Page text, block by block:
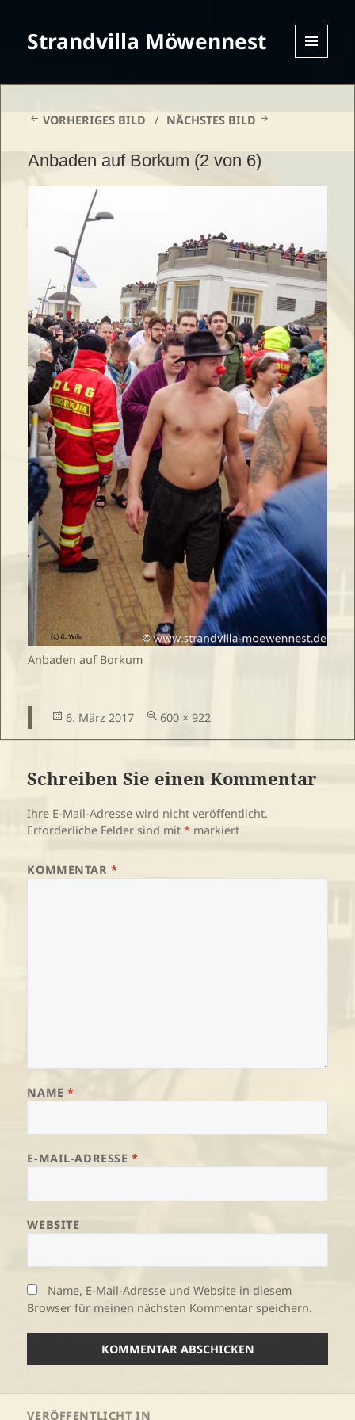
Strandvilla Möwennest
VORHERIGES BILD
NÄCHSTES BILD
Anbaden auf Borkum (2 von 6)
Anbaden auf Borkum
Veröffentlicht
6. März 2017
Volle
600 × 922
Schreiben Sie einen Kommentar
Ihre E-Mail-Adresse wird nicht veröffentlicht.
Erforderliche Felder sind mit* markiert
KOMMENTAR*
NAME*
E-MAIL-ADRESSE*
WEBSITE
Name, E-Mail-Adresse und Website in diesem
Browser für meinen nächsten Kommentar speichern.
VERÖFFENTLICHT IN